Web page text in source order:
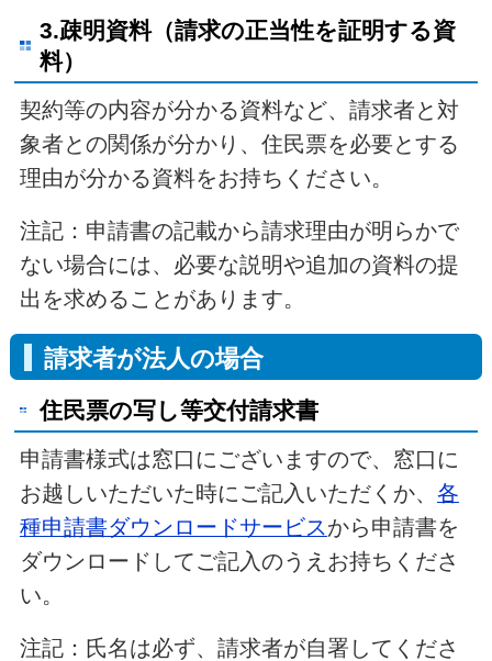
3.疎明資料（請求の正当性を証明する資
料）
契約等の内容が分かる資料など、請求者と対
象者との関係が分かり、住民票を必要とする
理由が分かる資料をお持ちください。
注記：申請書の記載から請求理由が明らかで
ない場合には、必要な説明や追加の資料の提
出を求めることがあります。
請求者が法人の場合
住民票の写し等交付請求書
申請書様式は窓口にございますので、窓口に
お越しいただいた時にご記入いただくか、 各
種申請書ダウンロードサービスから申請書を
ダウンロードしてご記入のうえお持ちくださ
い。
注記：氏名は必ず、請求者が自署してくださ